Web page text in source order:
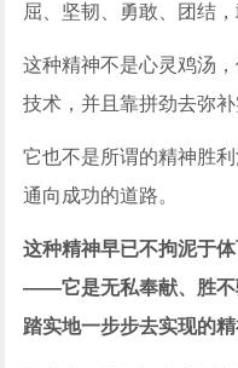
屈、坚韧、勇敢、团结
这种精神不是心灵鸡汤
技术，并且靠拼劲去弥补
它也不是所谓的精神胜
通向成功的道路。
这种精神早已不拘泥于
——它是无私奉献、胜不
踏实地一步步去实现的精